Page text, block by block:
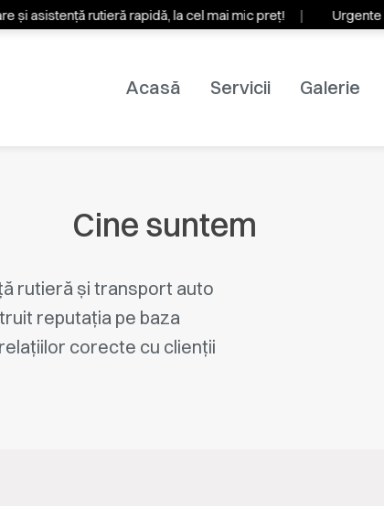
Acasă Servicii Galerie
asistență rutieră rapidă, la cel mai mic preț! Urgente
Cine suntem
rutieră și transport auto
reputația pe baza
corecte cu clienții